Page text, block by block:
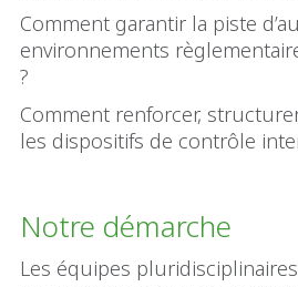
Comment garantir la piste
environnements
?
Comment renforcer,
les dispositifs de contrôle
Notre démarche
Les équipes